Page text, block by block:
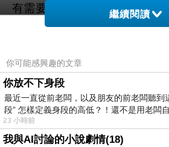
有需要的粉粉可以點擊連結或
的優惠折扣訊息啦~
=>點此取得優惠<=
繼續閱讀
你可能感興趣的文章
你放不下身段
最近一直從前老闆，以及朋友的前老闆聽到
段” 怎樣定義身段的高低？！還不是用老闆
23 小時前
我與AI討論的小說劇情(18)